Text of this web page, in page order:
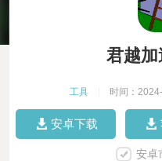
君越
工具 时间：
安卓下载
安卓